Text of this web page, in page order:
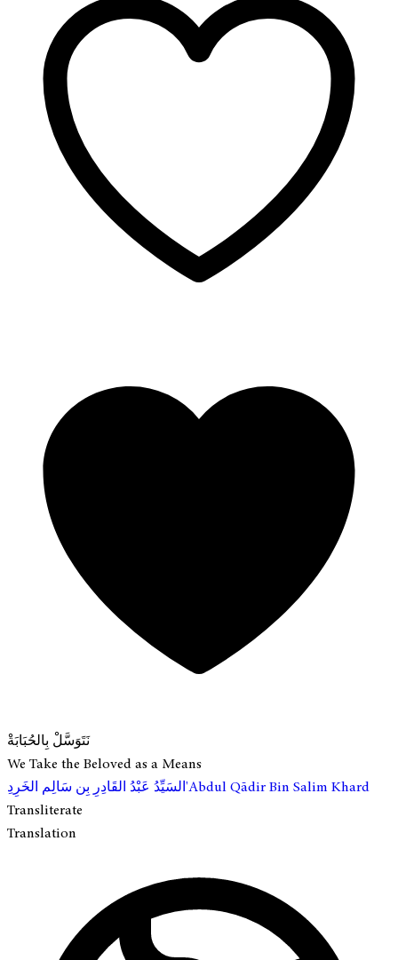
نَتَوَسَّلْ بِالحُبَابَةْ
We Take the Beloved as a Means
السَيِّدُ عَبْدُ القَادِرِ بِن سَالِم الخَرِدِ'Abdul Qādir Bin Salim Khard
Transliterate
Translation